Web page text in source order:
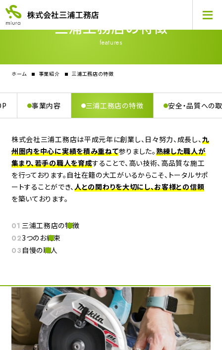
三浦工務店の特徴
features
ホーム 事業紹介 三浦工務店の特徴
事業内容 三浦工務店の特徴 安全・品質への
株式会社三浦工務店は平成元年に創業し、日々努力、成長し、九
州圏内を中心に実績を積み重ねて参りました。熟練した職人が
集まり、若手の職人を育成することで、高い技術、高品質な施工
を行っております。 自社在籍の大工がいるからこそ、トータルサポ
ートすることができ、人との関わりを大切にし、お客様との信頼
を築いております。
三浦工務店の特徴
3つのお約束
自慢の職人